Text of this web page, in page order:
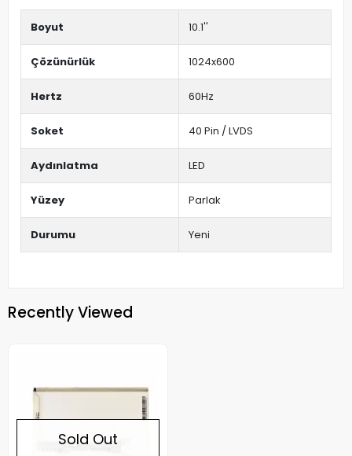
Boyut 10.1''
Çözünürlük 1024x600
Hertz 60Hz
Soket 40 Pin / LVDS
Aydınlatma LED
Yüzey Parlak
Durumu Yeni
Recently Viewed
Sold Out